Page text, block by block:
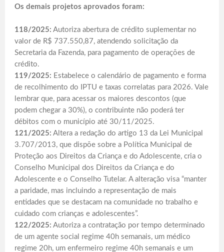
Os demais projetos aprovados foram:
118/2025: Autoriza abertura de crédito suplementar no
valor de R$ 737.550,87, atendendo solicitação da
Secretaria da Fazenda, para pagamento de operações de
crédito.
119/2025: Estabelece o calendário de pagamento e forma
de recolhimento do IPTU e taxas correlatas para 2026. Vale
lembrar que, para acessar os maiores descontos (que
podem chegar a 30%), o contribuinte não poderá ter
débitos com o município até 30/11/2025.
121/2025: Altera a redação do artigo 13 da Lei Municipal
3.707/2013, que dispõe sobre a Política Municipal de
Proteção aos Direitos da Criança e do Adolescente, cria o
Conselho Municipal dos Direitos da Criança e do
Adolescente e o Conselho Tutelar. A alteração visa “manter
a paridade, mas incluindo a representação de mais
entidades que se destacam na comunidade no trabalho e
cuidado com crianças e adolescentes”.
122/2025: Autoriza a contratação por tempo determinado
de um agente social regime 40h semanais, um médico
regime 20h, um enfermeiro regime 40h semanais e um